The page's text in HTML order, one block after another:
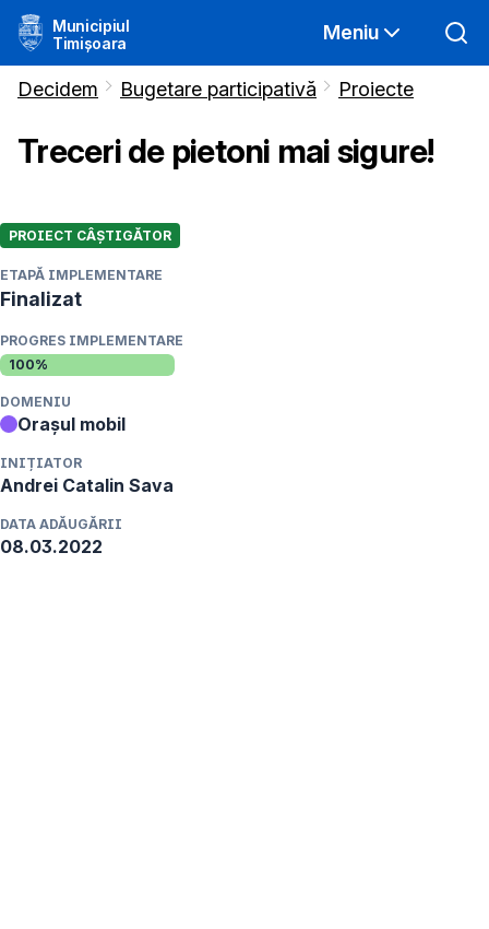
Municipiul
Timișoara
Meniu
Decidem Bugetare participativă Proiecte
Treceri de pietoni mai sigure!
PROIECT CÂȘTIGĂTOR
ETAPĂ IMPLEMENTARE
Finalizat
PROGRES IMPLEMENTARE
100%
DOMENIU
Orașul mobil
INIȚIATOR
Andrei Catalin Sava
DATA ADĂUGĂRII
08.03.2022